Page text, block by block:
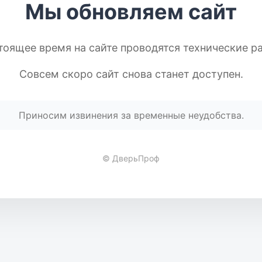
Мы обновляем сайт
время на сайте проводятся технические
Совсем скоро сайт снова станет доступен.
Приносим извинения за временные неудобства.
© ДверьПроф